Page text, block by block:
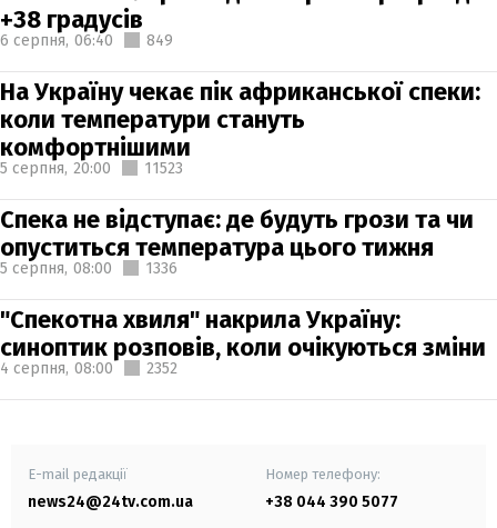
+38 градусів
6 серпня, 06:40 849
На Україну чекає пік африканської спеки:
коли температури стануть
комфортнішими
5 серпня, 20:00 11523
Спека не відступає: де будуть грози та чи
опуститься температура цього тижня
5 серпня, 08:00 1336
"Спекотна хвиля" накрила Україну:
синоптик розповів, коли очікуються зміни
4 серпня, 08:00 2352
E-mail редакції
news24@24tv.com.ua
Номер телефону:
+38 044 390 5077